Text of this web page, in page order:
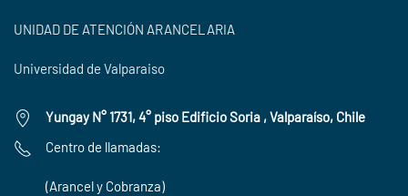
UNIDAD DE ATENCIÓN ARANCELARIA
Universidad de Valparaiso
Yungay N° 1731, 4° piso Edificio Soria , Valparaíso, Chile
Centro de llamadas:
(Arancel y Cobranza)